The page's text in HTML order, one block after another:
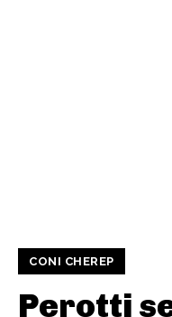
CONI CHEREP
Perotti